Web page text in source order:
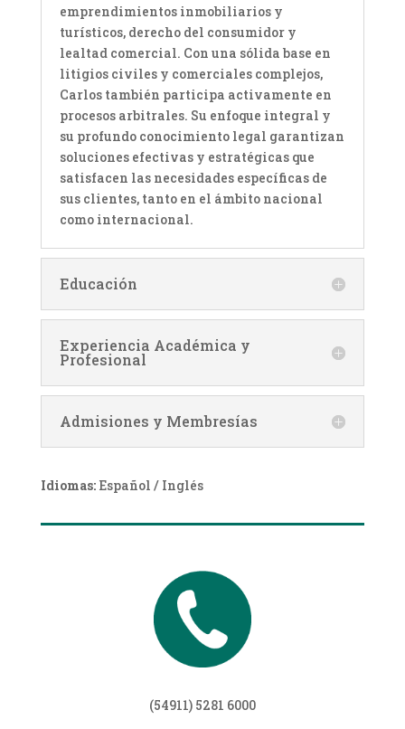
emprendimientos inmobiliarios y
turísticos, derecho del consumidor y
lealtad comercial. Con una sólida base en
litigios civiles y comerciales complejos,
Carlos también participa activamente en
procesos arbitrales. Su enfoque integral y
su profundo conocimiento legal garantizan
soluciones efectivas y estratégicas que
satisfacen las necesidades específicas de
sus clientes, tanto en el ámbito nacional
como internacional.
Educación
Experiencia Académica y
Profesional
Admisiones y Membresías
Idiomas:Español / Inglés
(54911) 5281 6000